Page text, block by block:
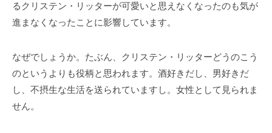
るクリステン・リッターが可愛いと思えなくなったのも気が
進まなくなったことに影響しています。
なぜでしょうか。たぶん、クリステン・リッターどうのこう
のというよりも役柄と思われます。酒好きだし、男好きだ
し、不摂生な生活を送られていますし。女性として見られま
せん。